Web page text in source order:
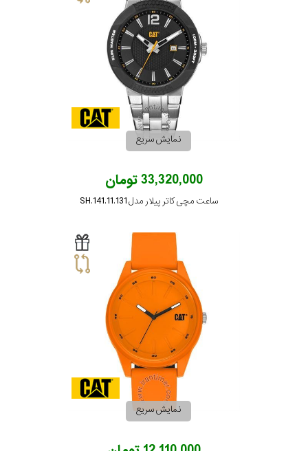
نمایش سریع
33,320,000 تومان
ساعت مچی کاتر پیلار مدل SH.141.11.131
نمایش سریع